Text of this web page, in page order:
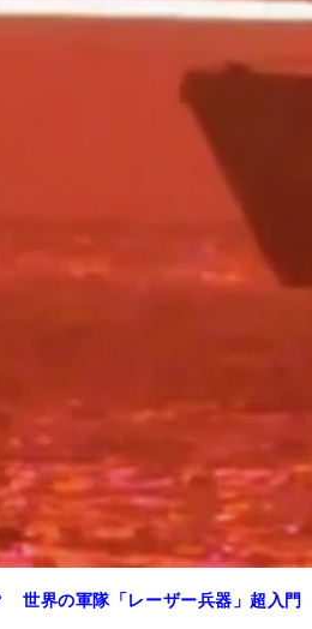
高速で飛ぶ通常タイプ（②）は
星。これらが地球の各エリアを
世界の軍隊「レーザー兵器」超入門